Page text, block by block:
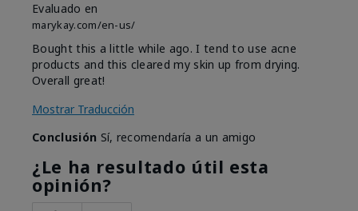
Evaluado en
marykay.com/en-us/
Bought this a little while ago. I tend to use acne
products and this cleared my skin up from drying.
Overall great!
Mostrar Traducción
Conclusión Sí, recomendaría a un amigo
¿Le ha resultado útil esta
opinión?